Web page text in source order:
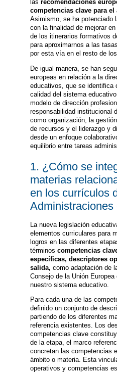
las recomendaciones
competencias clave para
Asimismo, se ha potenciado
con la finalidad de mejorar
de los itinerarios formativos
para aproximarnos a las
por esta vía en el resto de
De igual manera, se han
europeas en relación a la
educativos, que se identifica
calidad del sistema
modelo de dirección
responsabilidad institucional
como organización, la
de recursos y el liderazgo y
desde un enfoque
equilibrio entre tareas
1. ¿Cómo se
materias
en los currículos
Administraciones
La nueva legislación
elementos curriculares para
logros en las diferentes
términos competencias
específicas, descriptores
salida, como adaptación de
Consejo de la Unión
nuestro sistema educativo.
Para cada una de las
definido un conjunto de
partiendo de los diferentes
referencia existentes. Los
competencias clave
de la etapa, el marco
concretan las competencias
ámbito o materia. Esta
operativos y competencias